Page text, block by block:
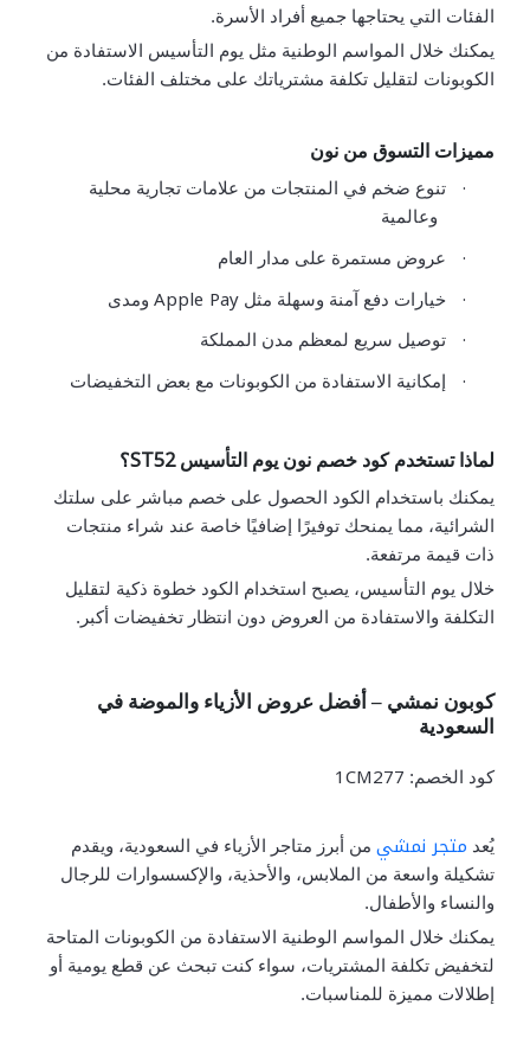
الفئات التي يحتاجها جميع أفراد الأسرة.
يمكنك خلال المواسم الوطنية مثل يوم التأسيس الاستفادة من
الكوبونات لتقليل تكلفة مشترياتك على مختلف الفئات.
مميزات التسوق من نون
·
تنوع ضخم في المنتجات من علامات تجارية محلية
وعالمية
· عروض مستمرة على مدار العام
· خيارات دفع آمنة وسهلة مثل Apple Pay ومدى
· توصيل سريع لمعظم مدن المملكة
· إمكانية الاستفادة من الكوبونات مع بعض التخفيضات
لماذا تستخدم كود خصم نون يوم التأسيسST52؟
يمكنك باستخدام الكود الحصول على خصم مباشر على سلتك
الشرائية، مما يمنحك توفيرًا إضافيًا خاصة عند شراء منتجات
ذات قيمة مرتفعة.
خلال يوم التأسيس، يصبح استخدام الكود خطوة ذكية لتقليل
التكلفة والاستفادة من العروض دون انتظار تخفيضات أكبر.
كوبون نمشي – أفضل عروض الأزياء والموضة في
السعودية
كود الخصم: 1CM277
يُعد متجر نمشي من أبرز متاجر الأزياء في السعودية، ويقدم
تشكيلة واسعة من الملابس، والأحذية، والإكسسوارات للرجال
والنساء والأطفال.
يمكنك خلال المواسم الوطنية الاستفادة من الكوبونات المتاحة
لتخفيض تكلفة المشتريات، سواء كنت تبحث عن قطع يومية أو
إطلالات مميزة للمناسبات.